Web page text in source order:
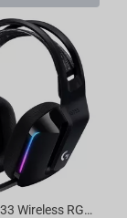
Logitech G733 Wireless RGB Gaming Headset Black